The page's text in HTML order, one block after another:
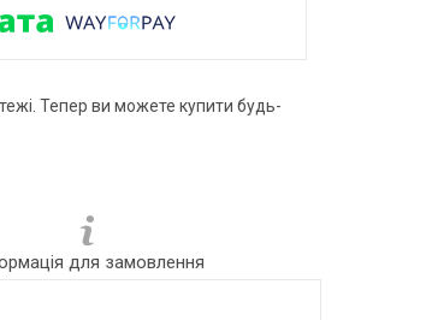
Тепер ви можете купити будь-
для замовлення